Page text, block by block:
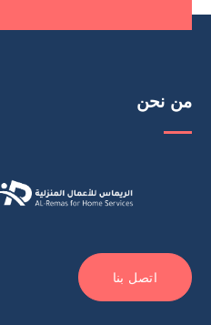
من نحن
اتصل بنا